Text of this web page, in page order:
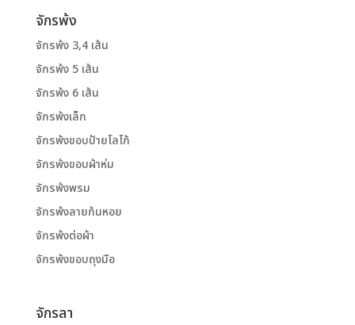
จักรพ้ง
จักรพ้ง 3,4 เส้น
จักรพ้ง 5 เส้น
จักรพ้ง 6 เส้น
จักรพ้งเล็ก
จักรพ้งขอบป้ายโลโก้
จักรพ้งขอบผ้าห่ม
จักรพ้งพรม
จักรพ้งลายก้นหอย
จักรพ้งต่อผ้า
จักรพ้งขอบถุงมือ
จักรลา